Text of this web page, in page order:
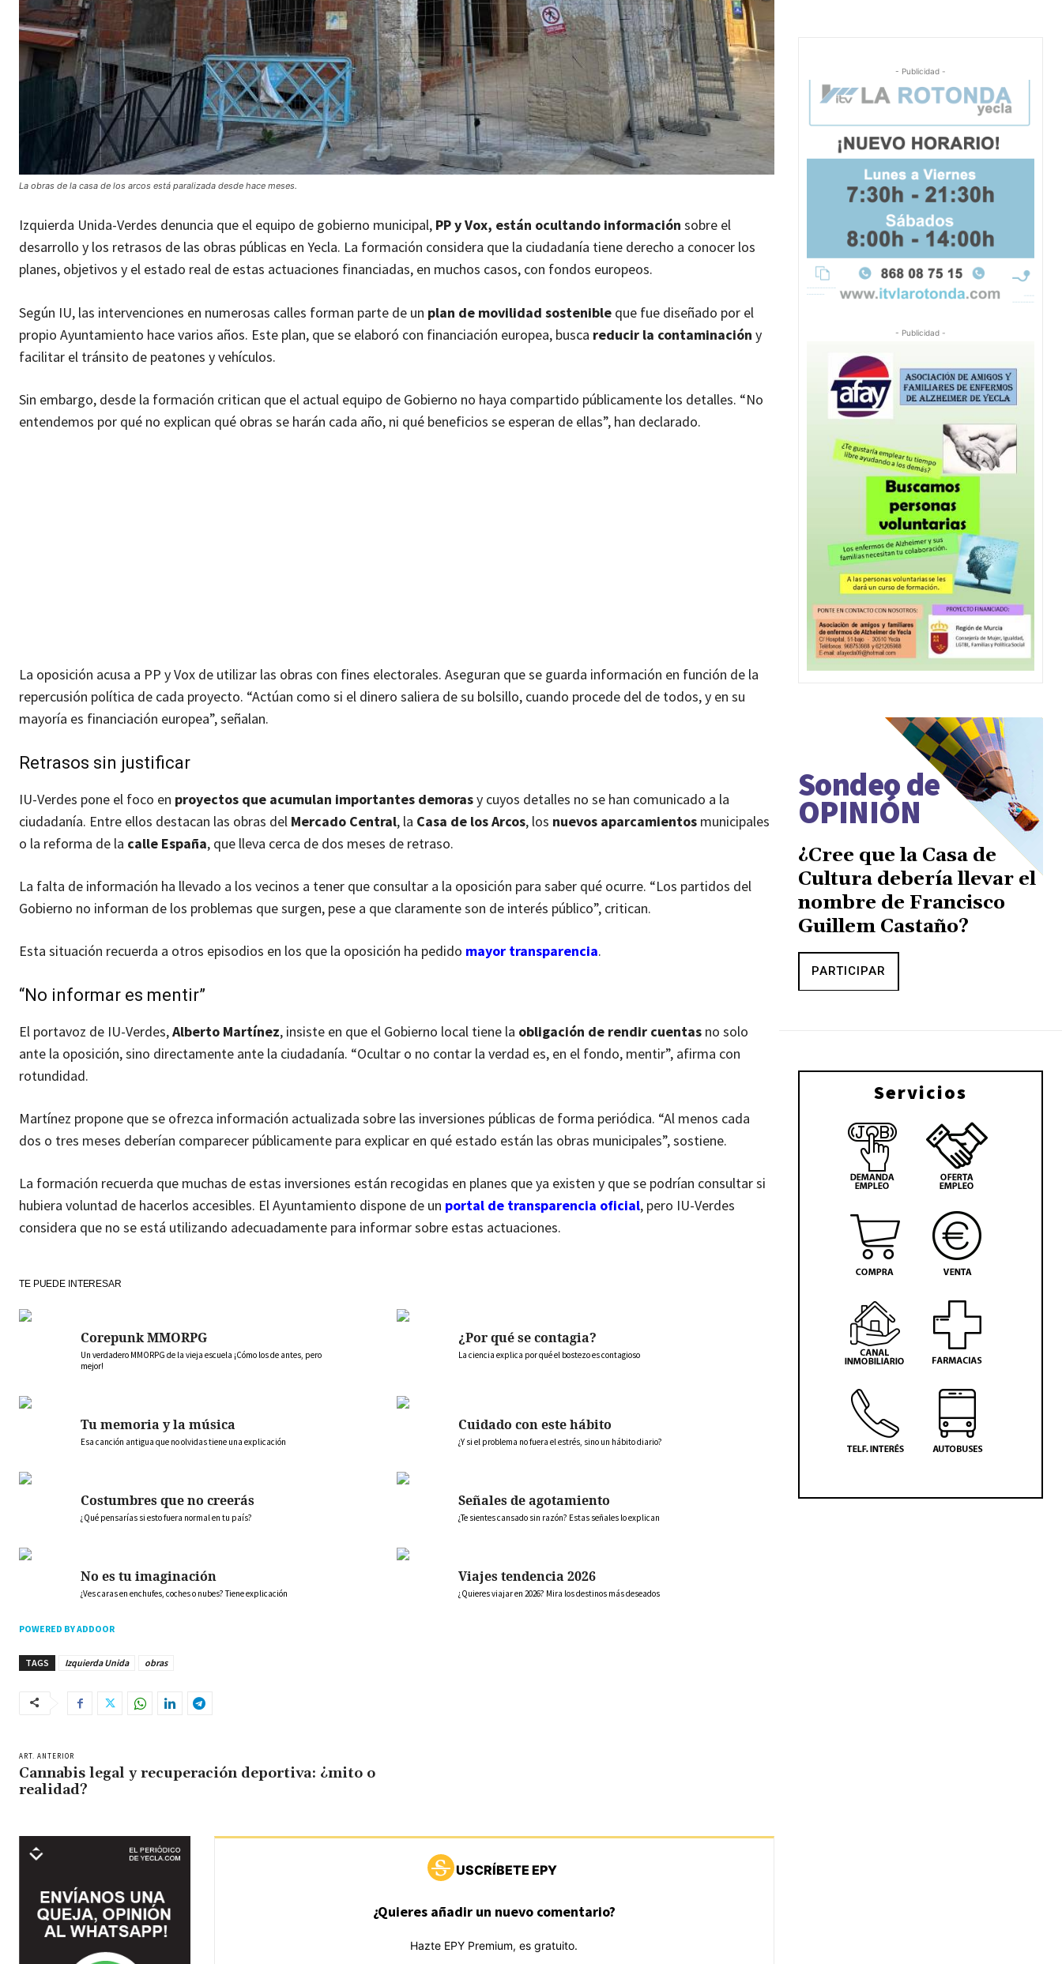
La obras de la casa de los arcos está paralizada desde hace meses.
Izquierda Unida-Verdes denuncia que el equipo de gobierno municipal, PP y Vox, están ocultando información sobre el
desarrollo y los retrasos de las obras públicas en Yecla. La formación considera que la ciudadanía tiene derecho a conocer los
planes, objetivos y el estado real de estas actuaciones financiadas, en muchos casos, con fondos europeos.
Según IU, las intervenciones en numerosas calles forman parte de un plan de movilidad sostenible que fue diseñado por el
propio Ayuntamiento hace varios años. Este plan, que se elaboró con financiación europea, busca reducir la contaminación y
facilitar el tránsito de peatones y vehículos.
Sin embargo, desde la formación critican que el actual equipo de Gobierno no haya compartido públicamente los detalles. “No
entendemos por qué no explican qué obras se harán cada año, ni qué beneficios se esperan de ellas”, han declarado.
La oposición acusa a PP y Vox de utilizar las obras con fines electorales. Aseguran que se guarda información en función de la
repercusión política de cada proyecto. “Actúan como si el dinero saliera de su bolsillo, cuando procede del de todos, y en su
mayoría es financiación europea”, señalan.
Retrasos sin justificar
IU-Verdes pone el foco en proyectos que acumulan importantes demorasy cuyos detalles no se han comunicado a la
ciudadanía. Entre ellos destacan las obras del Mercado Central, la Casa de los Arcos, los nuevos aparcamientos municipales
o la reforma de la calle España, que lleva cerca de dos meses de retraso.
La falta de información ha llevado a los vecinos a tener que consultar a la oposición para saber qué ocurre. “Los partidos del
Gobierno no informan de los problemas que surgen, pese a que claramente son de interés público”, critican.
Esta situación recuerda a otros episodios en los que la oposición ha pedido mayor transparencia.
“No informar es mentir”
El portavoz de IU-Verdes,Alberto Martínez, insiste en que el Gobierno local tiene la obligación de rendir cuentas no solo
ante la oposición, sino directamente ante la ciudadanía. “Ocultar o no contar la verdad es, en el fondo, mentir”, afirma con
rotundidad.
Martínez propone que se ofrezca información actualizada sobre las inversiones públicas de forma periódica. “Al menos cada
dos o tres meses deberían comparecer públicamente para explicar en qué estado están las obras municipales”, sostiene.
La formación recuerda que muchas de estas inversiones están recogidas en planes que ya existen y que se podrían consultar si
hubiera voluntad de hacerlos accesibles. El Ayuntamiento dispone de un portal de transparencia oficial, pero IU-Verdes
considera que no se está utilizando adecuadamente para informar sobre estas actuaciones.
TE PUEDE INTERESAR
Corepunk MMORPG
Un verdadero MMORPG de la vieja escuela ¡Cómo los de antes, pero
mejor!
¿Por qué se contagia?
La ciencia explica por qué el bostezo es contagioso
Tu memoria y la música
Esa canción antigua que no olvidas tiene una explicación
Cuidado con este hábito
¿Y si el problema no fuera el estrés, sino un hábito diario?
Costumbres que no creerás
¿Qué pensarías si esto fuera normal en tu país?
Señales de agotamiento
¿Te sientes cansado sin razón? Estas señales lo explican
No es tu imaginación
¿Ves caras en enchufes, coches o nubes? Tiene explicación
Viajes tendencia 2026
¿Quieres viajar en 2026? Mira los destinos más deseados
POWERED BY ADDOOR
TAGS Izquierda Unida obras
ART. ANTERIOR
Cannabis legal y recuperación deportiva: ¿mito o
realidad?
USCRÍBETE EPY
¿Quieres añadir un nuevo comentario?
Hazte EPY Premium, es gratuito.
- Publicidad -
- Publicidad -
Sondeo de
OPINIÓN
¿Cree que la Casa de
Cultura debería llevar el
nombre de Francisco
Guillem Castaño?
PARTICIPAR
Servicios